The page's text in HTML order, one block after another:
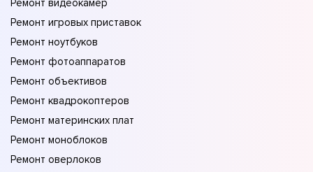
Ремонт видеокамер
Ремонт игровых приставок
Ремонт ноутбуков
Ремонт фотоаппаратов
Ремонт объективов
Ремонт квадрокоптеров
Ремонт материнских плат
Ремонт моноблоков
Ремонт оверлоков